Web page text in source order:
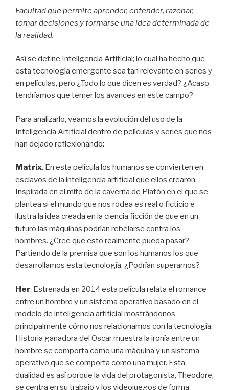
Facultad que permite aprender, entender, razonar,
tomar decisiones y formarse una idea determinada de
la realidad.
Así se define Inteligencia Artificial; lo cual ha hecho que
esta tecnología emergente sea tan relevante en series y
en películas, pero ¿Todo lo que dicen es verdad? ¿Acaso
tendríamos que temer los avances en este campo?
Para analizarlo, veamos la evolución del uso de la
Inteligencia Artificial dentro de películas y series que nos
han dejado reflexionando:
Matrix. En esta película los humanos se convierten en
esclavos de la inteligencia artificial que ellos crearon.
Inspirada en el mito de la caverna de Platón en el que se
plantea si el mundo que nos rodea es real o ficticio e
ilustra la idea creada en la ciencia ficción de que en un
futuro las máquinas podrían rebelarse contra los
hombres. ¿Cree que esto realmente pueda pasar?
Partiendo de la premisa que son los humanos los que
desarrollamos esta tecnología, ¿Podrían superarnos?
Her. Estrenada en 2014 esta película relata el romance
entre un hombre y un sistema operativo basado en el
modelo de inteligencia artificial mostrándonos
principalmente cómo nos relacionamos con la tecnología.
Historia ganadora del Oscar muestra la ironía entre un
hombre se comporta como una máquina y un sistema
operativo que se comporta como una mujer. Esta
dualidad es así porque la vida del protagonista, Theodore,
se centra en su trabajo y los videojuegos de forma